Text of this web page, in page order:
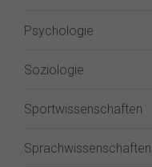
Psychologie
Soziologie
Sportwissenschaften
Sprachwissenschaften